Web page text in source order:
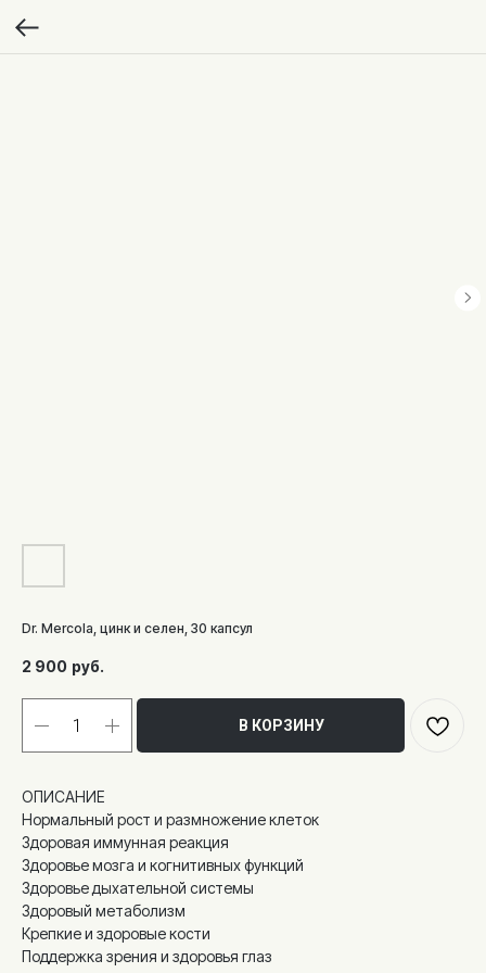
Dr. Mercola, цинк и селен, 30 капсул
2 900 руб.
В КОРЗИНУ
ОПИСАНИЕ
Нормальный рост и размножение клеток
Здоровая иммунная реакция
Здоровье мозга и когнитивных функций
Здоровье дыхательной системы
Здоровый метаболизм
Крепкие и здоровые кости
Поддержка зрения и здоровья глаз